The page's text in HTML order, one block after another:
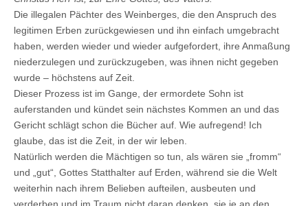
Die illegalen Pächter des Weinberges, die den Anspruch des
legitimen Erben zurückgewiesen und ihn einfach umgebracht
haben, werden wieder und wieder aufgefordert, ihre Anmaßung
niederzulegen und zurückzugeben, was ihnen nicht gegeben
wurde – höchstens auf Zeit.
Dieser Prozess ist im Gange, der ermordete Sohn ist
auferstanden und kündet sein nächstes Kommen an und das
Gericht schlägt schon die Bücher auf. Wie aufregend! Ich
glaube, das ist die Zeit, in der wir leben.
Natürlich werden die Mächtigen so tun, als wären sie „fromm“
und „gut“, Gottes Statthalter auf Erden, während sie die Welt
weiterhin nach ihrem Belieben aufteilen, ausbeuten und